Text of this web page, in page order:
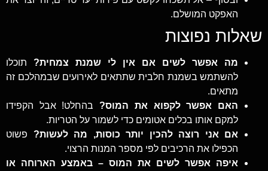
האפקט המושלם.
שאלות נפוצות
מה אפשר לשים אם אין לי שמנת צמחית? תוכלו
להשתמש בשמנת חלבית שתתאים לאירועים שבמהלכם זה
מתאים.
האם אפשר לקפוא את המוס?בהחלט! אבל הקפידו
למקם אותו בכלים אטומים כדי לשמור על הטריות.
אם אני רוצה להכין יותר כוסות, מה לעשות? פשוט
הכפילו את הרכיבים לפי מספר המנות הרצוי.
איפה אפשר לשים את המוס – באמצע הארוחה או